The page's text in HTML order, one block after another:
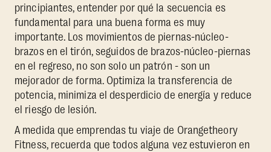
principiantes, entender por qué la secuencia es
fundamental para una buena forma es muy
importante. Los movimientos de piernas-núcleo-
brazos en el tirón, seguidos de brazos-núcleo-piernas
en el regreso, no son solo un patrón - son un
mejorador de forma. Optimiza la transferencia de
potencia, minimiza el desperdicio de energía y reduce
el riesgo de lesión.
A medida que emprendas tu viaje de Orangetheory
Fitness, recuerda que todos alguna vez estuvieron en